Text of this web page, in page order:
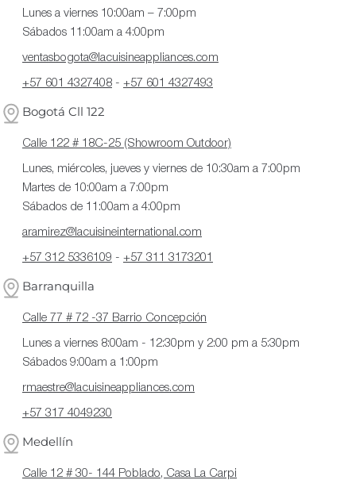
Lunes a viernes 10:00am – 7:00pm
Sábados 11:00am a 4:00pm
ventasbogota@lacuisineappliances.com
+57 601 4327408 - +57 601 4327493
Bogotá Cll 122
Calle 122 # 18C-25 (Showroom Outdoor)
Lunes, miércoles, jueves y viernes de 10:30am a 7:00pm
Martes de 10:00am a 7:00pm
Sábados de 11:00am a 4:00pm
aramirez@lacuisineinternational.com
+57 312 5336109 - +57 311 3173201
Barranquilla
Calle 77 # 72 -37 Barrio Concepción
Lunes a viernes 8:00am - 12:30pm y 2:00 pm a 5:30pm
Sábados 9:00am a 1:00pm
rmaestre@lacuisineappliances.com
+57 317 4049230
Medellín
Calle 12 # 30- 144 Poblado, Casa La Carpi